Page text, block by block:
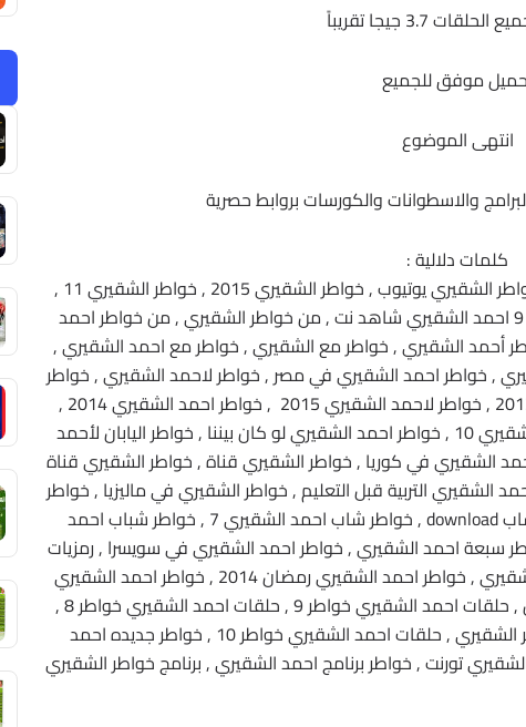
3.7 جيجا تقريباً
موفق للجميع
انتهى الموضوع
والاسطوانات والكورسات بروابط حصرية
كلمات دلالية :
خواطر الشقيري , خواطر الشقيري في اليابان , خواطر الشقيري يوتيوب , خواطر الشقيري 2015 , خواطر الشقيري 11 ,
خواطر الشقيري 9 , خواطر الشقيري 10 , خواطر 9 احمد الشقيري شاهد نت , من خواطر الشقيري , من خواطر احمد
أحمد الشقيري , خواطر مع الشقيري , خواطر مع احمد الشقيري ,
, خواطر احمد الشقيري في مصر , خواطر لاحمد الشقيري , خواطر
لأحمد الشقيري 2012 , خواطر احمد الشقيري 2013 , خواطر لاحمد الشقيري 2015 , خواطر احمد الشقيري 2014 ,
خواطر لأحمد الشقيري يوتيوب , خواطر لاحمد الشقيري 10 , خواطر احمد الشقيري لو كان بيننا , خواطر اليابان لأحمد
الشقيري في كوريا , خواطر الشقيري قناة , خواطر الشقيري قناة
الشقيري التربية قبل التعليم , خواطر الشقيري في ماليزيا , خواطر
شاب احمد الشقيري , أحمد الشقيري خواطر شاب download , خواطر شاب احمد الشقيري 7 , خواطر شباب احمد
سبعة احمد الشقيري , خواطر احمد الشقيري في سويسرا , رمزيات
احمد الشقيري خواطر 9 , خواطر رمضان احمد الشقيري , خواطر احمد الشقيري رمضان 2014 , خواطر احمد الشقيري
رمضان 2015 , خواطر احمد الشقيري في رمضان , حلقات احمد الشقيري خواطر 9 , حلقات احمد الشقيري خواطر 8 ,
حلقات احمد الشقيري خواطر 7 , حلقات خواطر الشقيري , حلقات احمد الشقيري خواطر 10 , خواطر جديده احمد
تورنت , خواطر برنامج احمد الشقيري , برنامج خواطر الشقيري